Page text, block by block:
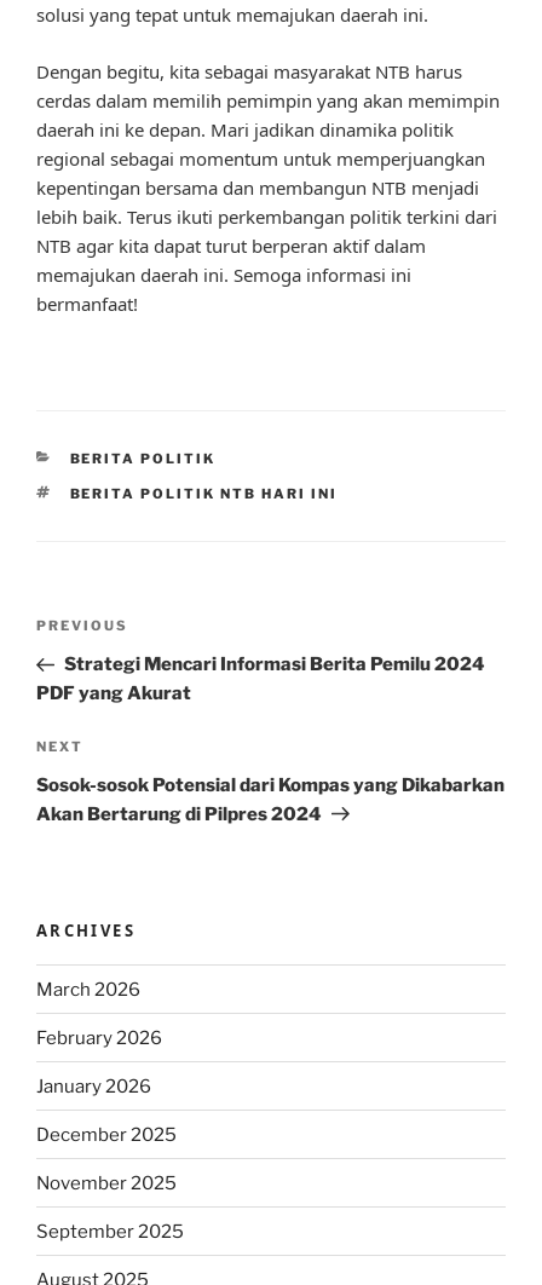
solusi yang tepat untuk memajukan daerah ini.
Dengan begitu, kita sebagai masyarakat NTB harus
cerdas dalam memilih pemimpin yang akan memimpin
daerah ini ke depan. Mari jadikan dinamika politik
regional sebagai momentum untuk memperjuangkan
kepentingan bersama dan membangun NTB menjadi
lebih baik. Terus ikuti perkembangan politik terkini dari
NTB agar kita dapat turut berperan aktif dalam
memajukan daerah ini. Semoga informasi ini
bermanfaat!
CATEGORIES
BERITA POLITIK
TAGS
BERITA POLITIK NTB HARI INI
Previous
Post
PREVIOUS
Strategi Mencari Informasi Berita Pemilu 2024
PDF yang Akurat
Next
Post
NEXT
Sosok-sosok Potensial dari Kompas yang Dikabarkan
Akan Bertarung di Pilpres 2024
ARCHIVES
March 2026
February 2026
January 2026
December 2025
November 2025
September 2025
August 2025